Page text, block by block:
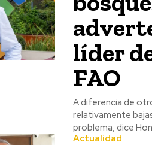
líder
FAO
A diferencia de
relativamente
problema, dice
Actualidad